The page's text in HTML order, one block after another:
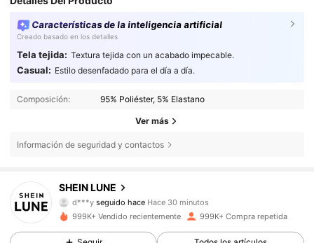
Características de la inteligencia artificial
Creado basado en los detalles
Tela tejida: Textura tejida con un acabado impecable.
Casual: Estilo desenfadado para el día a día.
Composición: 95% Poliéster, 5% Elastano
Ver más
Información de seguridad y contactos
SHEIN LUNE
a***e está navegando
4,85
1M Seguidores
999K+ Vendido recientemente 999K+ Compra repetida